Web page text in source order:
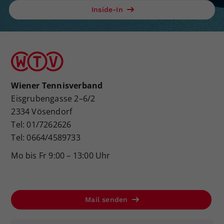
Inside-In
Wiener Tennisverband
Eisgrubengasse 2–6/2
2334 Vösendorf
Tel: 01/7262626
Tel: 0664/4589733
Mo bis Fr 9:00 – 13:00 Uhr
Mail senden
Dieser Wert speichert Ihre Consent-
zufällig generierte ID, für die